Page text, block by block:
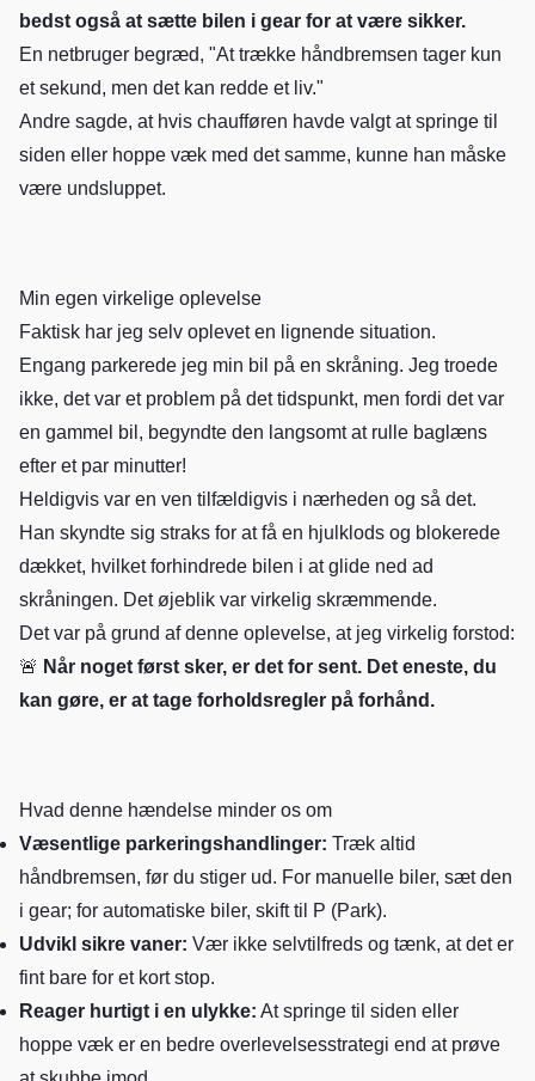
bedst også at sætte bilen i gear for at være sikker.
En netbruger begræd, "At trække håndbremsen tager kun
et sekund, men det kan redde et liv."
Andre sagde, at hvis chaufføren havde valgt at springe til
siden eller hoppe væk med det samme, kunne han måske
være undsluppet.
Min egen virkelige oplevelse
Faktisk har jeg selv oplevet en lignende situation.
Engang parkerede jeg min bil på en skråning. Jeg troede
ikke, det var et problem på det tidspunkt, men fordi det var
en gammel bil, begyndte den langsomt at rulle baglæns
efter et par minutter!
Heldigvis var en ven tilfældigvis i nærheden og så det.
Han skyndte sig straks for at få en hjulklods og blokerede
dækket, hvilket forhindrede bilen i at glide ned ad
skråningen. Det øjeblik var virkelig skræmmende.
Det var på grund af denne oplevelse, at jeg virkelig forstod:
🚨 Når noget først sker, er det for sent. Det eneste, du
kan gøre, er at tage forholdsregler på forhånd.
Hvad denne hændelse minder os om
Væsentlige parkeringshandlinger: Træk altid
håndbremsen, før du stiger ud. For manuelle biler, sæt den
i gear; for automatiske biler, skift til P (Park).
Udvikl sikre vaner: Vær ikke selvtilfreds og tænk, at det er
fint bare for et kort stop.
Reager hurtigt i en ulykke: At springe til siden eller
hoppe væk er en bedre overlevelsesstrategi end at prøve